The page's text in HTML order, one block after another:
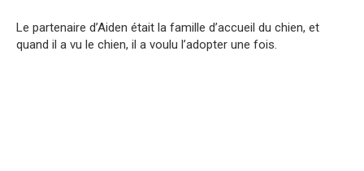
Le partenaire d’Aiden était la famille d’accueil du chien, et
quand il a vu le chien, il a voulu l’adopter une fois.